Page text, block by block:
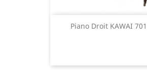
Piano Droit KAWAI